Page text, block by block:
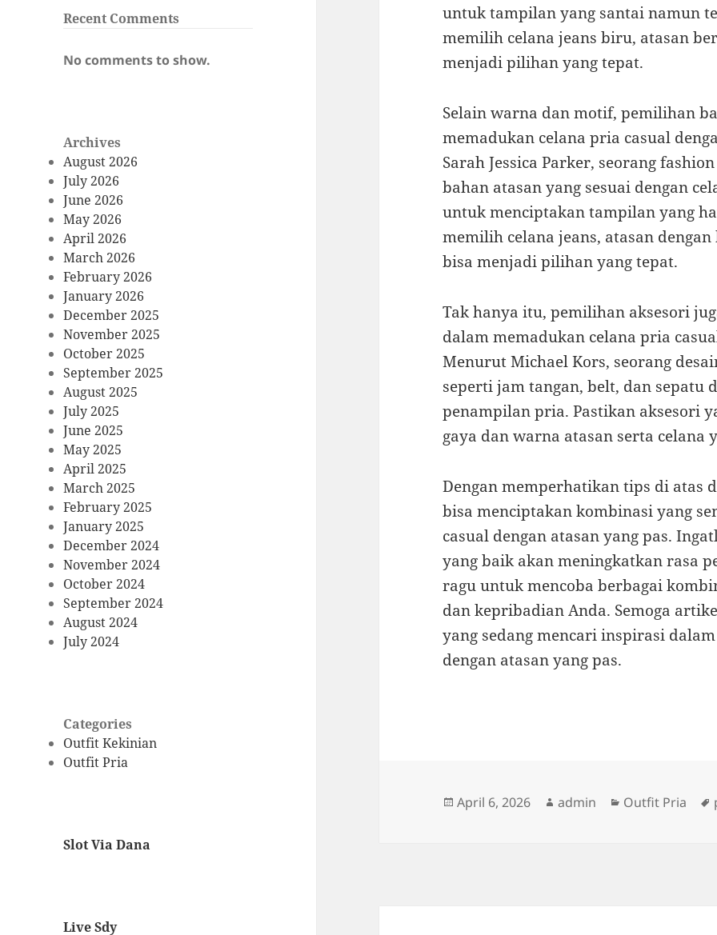
Recent Comments
No comments to show.
Archives
August 2026
July 2026
June 2026
May 2026
April 2026
March 2026
February 2026
January 2026
December 2025
November 2025
October 2025
September 2025
August 2025
July 2025
June 2025
May 2025
April 2025
March 2025
February 2025
January 2025
December 2024
November 2024
October 2024
September 2024
August 2024
July 2024
Categories
Outfit Kekinian
Outfit Pria
Slot Via Dana
Live Sdy
untuk tampilan yang santai namun
memilih celana jeans biru, atasan
menjadi pilihan yang tepat.
Selain warna dan motif, pemilihan
memadukan celana pria casual
Sarah Jessica Parker, seorang
bahan atasan yang sesuai dengan
untuk menciptakan tampilan yang
memilih celana jeans, atasan
bisa menjadi pilihan yang tepat.
Tak hanya itu, pemilihan aksesori
dalam memadukan celana pria
Menurut Michael Kors, seorang
seperti jam tangan, belt, dan sepatu
penampilan pria. Pastikan aksesori
gaya dan warna atasan serta celana
Dengan memperhatikan tips di atas
bisa menciptakan kombinasi yang
casual dengan atasan yang pas.
yang baik akan meningkatkan rasa
ragu untuk mencoba berbagai
dan kepribadian Anda. Semoga
yang sedang mencari inspirasi
dengan atasan yang pas.
Posted
April 6, 2026 Author
admin Categories
Outfit Pria